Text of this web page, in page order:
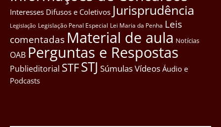
Interesses Difusos e Coletivos Jurisprudência
Legislação Legislação Penal Especial Lei Maria da Penha Leis
comentadas Material de aula Notícias
OAB Perguntas e Respostas
Publieditorial STFSTJ SúmulasVídeos Áudio e
Podcasts